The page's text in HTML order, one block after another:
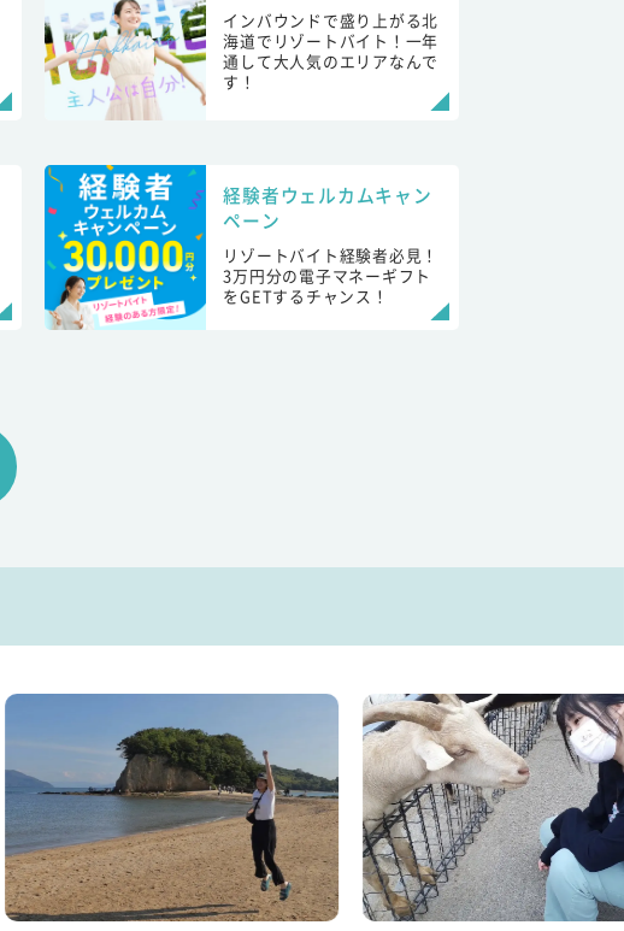
インバウンドで盛り上がる北
海道でリゾートバイト！一年
通して大人気のエリアなんで
す！
経験者ウェルカムキャン
ペーン
リゾートバイト経験者必見！
3万円分の電子マネーギフト
をGETするチャンス！